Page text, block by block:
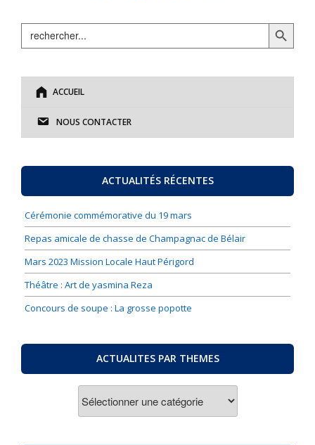
Search Search Button
ACCUEIL
NOUS CONTACTER
ACTUALITÉS RÉCENTES
Cérémonie commémorative du 19 mars
Repas amicale de chasse de Champagnac de Bélair
Mars 2023 Mission Locale Haut Périgord
Théâtre : Art de yasmina Reza
Concours de soupe : La grosse popotte
ACTUALITES PAR THEMES